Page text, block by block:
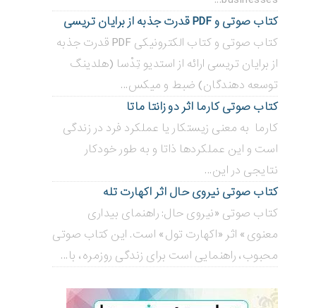
کتاب صوتی و PDF قدرت جذبه از برایان تریسی
کتاب صوتی و کتاب الکترونیکی PDF قدرت جذبه
از برایان تریسی ارائه از استدیو تِدْسا (هلدینگ
توسعه دهندگان) ضبط و میکس...
کتاب صوتی کارما اثر دو زانتا ماتا
کارما به معنی زیستکار یا عملکرد فرد در زندگی
است و این عملکردها ذاتا و به طور خودکار
نتایجی در این...
کتاب صوتی نیروی حال اثر اکهارت تله
کتاب صوتی «نیروی حال: راهنمای بیداری
معنوی» اثر «اکهارت تول» است. این کتاب صوتی
محبوب، راهنمایی است برای زندگی روزمره، با...